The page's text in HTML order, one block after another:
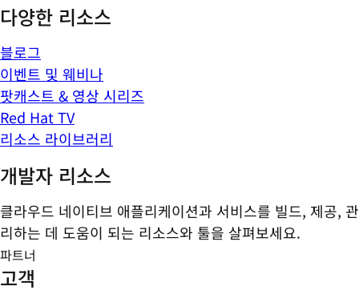
다양한 리소스
블로그
이벤트 및 웨비나
팟캐스트 & 영상 시리즈
Red Hat TV
리소스 라이브러리
개발자 리소스
클라우드 네이티브 애플리케이션과 서비스를 빌드, 제공, 관
리하는 데 도움이 되는 리소스와 툴을 살펴보세요.
파트너
고객